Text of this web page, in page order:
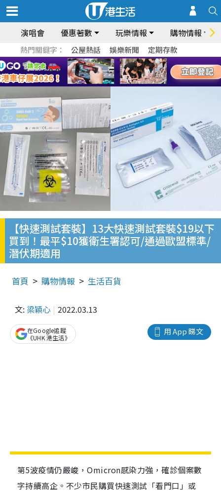
演唱會 優惠著數 玩樂情報 購物情報
熱門關鍵字： 公屋熱話 娛樂新聞 定期存款
【快速測試套裝】13大快速測試套裝$19以下
買到！最平$10獲衛生署認可/通過歐盟標準/
潛伏期適用
首頁 購物情報 生活百貨
文: 梁穎心 2022.03.13
用 App 睇文
在Google追蹤
《UHK 港生活》
第5波疫情仍嚴峻，Omicron感染力強，確診個案數
字持續高企。不少市民購買快速測試「看門口」或